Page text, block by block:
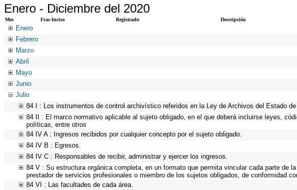
Enero - Diciembre del 2020
Mes Frac-Inciso Registrado Descripción
Enero
Febrero
Marzo
Abril
Mayo
Junio
Julio
84 I : Los instrumentos de control archivístico referidos en la Ley de Archivos del Estado
84 II : El marco normativo aplicable al sujeto obligado, en el que deberá incluirse leyes,
políticas, entre otros
84 IV A : Ingresos recibidos por cualquier concepto por el sujeto obligado.
84 IV B : Egresos.
84 IV C : Responsables de recibir, administrar y ejercer los ingresos.
84 V : Su estructura orgánica completa, en un formato que permita vincular cada parte de
prestador de servicios profesionales o miembro de los sujetos obligados, de conformidad
84 VI : Las facultades de cada área.